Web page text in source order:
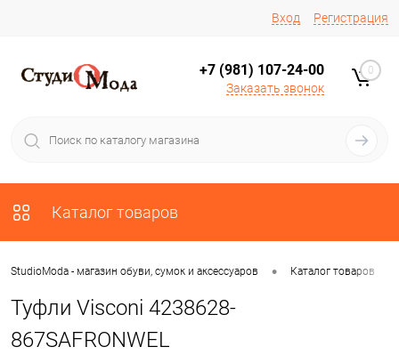
Вход Регистрация
+7 (981) 107-24-00
Заказать звонок
0
Каталог товаров
StudioModa - магазин обуви, сумок и аксессуаров • Каталог товаров
Туфли Visconi 4238628-
867SAFRONWEL